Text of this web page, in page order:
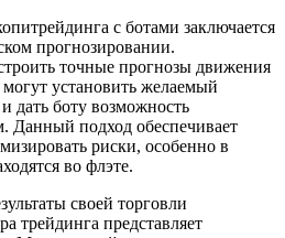
с ботами заключается
прогнозировании.
точные прогнозы движения
установить желаемый
дать боту возможность
Данный подход обеспечивает
риски, особенно в
во флэте.
своей торговли
трейдинга представляет